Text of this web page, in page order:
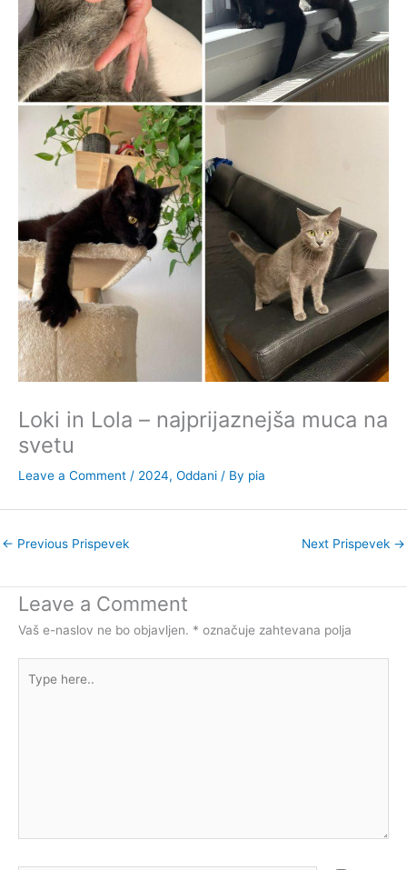
Loki in Lola – najprijaznejša muca na
svetu
Leave a Comment / 2024, Oddani / By pia
← Previous Prispevek Next Prispevek →
Leave a Comment
Vaš e-naslov ne bo objavljen. * označuje zahtevana polja
here..